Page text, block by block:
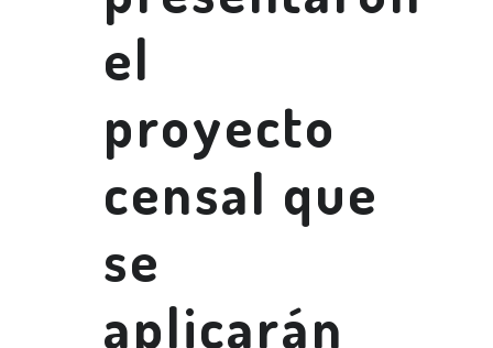
el
proyecto
censal que
se
aplicarán